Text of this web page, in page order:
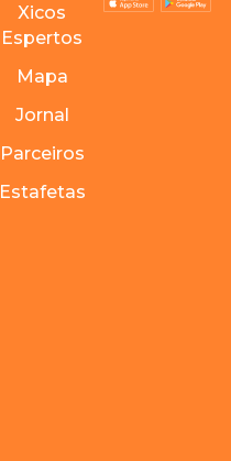
Xicos
Espertos
Mapa
Jornal
Parceiros
Estafetas